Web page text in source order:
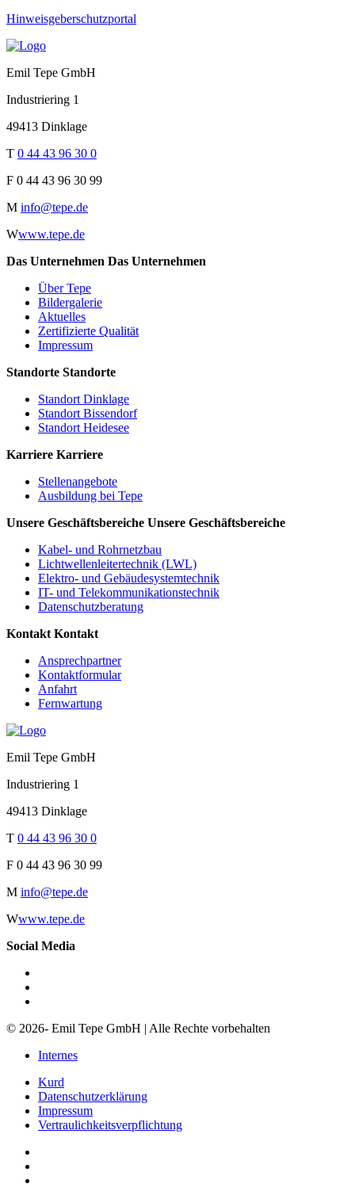
Hinweisgeberschutzportal
Emil Tepe GmbH
Industriering 1
49413 Dinklage
T 0 44 43 96 30 0
F 0 44 43 96 30 99
M info@tepe.de
Wwww.tepe.de
Das Unternehmen Das Unternehmen
Über Tepe
Bildergalerie
Aktuelles
Zertifizierte Qualität
Impressum
Standorte Standorte
Standort Dinklage
Standort Bissendorf
Standort Heidesee
Karriere Karriere
Stellenangebote
Ausbildung bei Tepe
Unsere Geschäftsbereiche Unsere Geschäftsbereiche
Kabel- und Rohrnetzbau
Lichtwellenleitertechnik (LWL)
Elektro- und Gebäudesystemtechnik
IT- und Telekommunikationstechnik
Datenschutzberatung
Kontakt Kontakt
Ansprechpartner
Kontaktformular
Anfahrt
Fernwartung
Emil Tepe GmbH
Industriering 1
49413 Dinklage
T 0 44 43 96 30 0
F 0 44 43 96 30 99
M info@tepe.de
Wwww.tepe.de
Social Media
© 2026- Emil Tepe GmbH | Alle Rechte vorbehalten
Internes
Kurd
Datenschutzerklärung
Impressum
Vertraulichkeitsverpflichtung